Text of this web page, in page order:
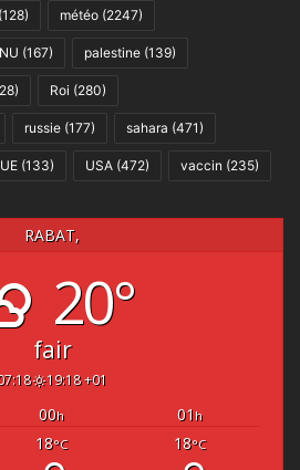
(128) météo (2247)
(167) palestine (139)
Roi (280)
russie (177) sahara (471)
UE (133) USA (472) vaccin (235)
RABAT,
20°
fair
19:18 +01
00h 01 h
18°C 18°C